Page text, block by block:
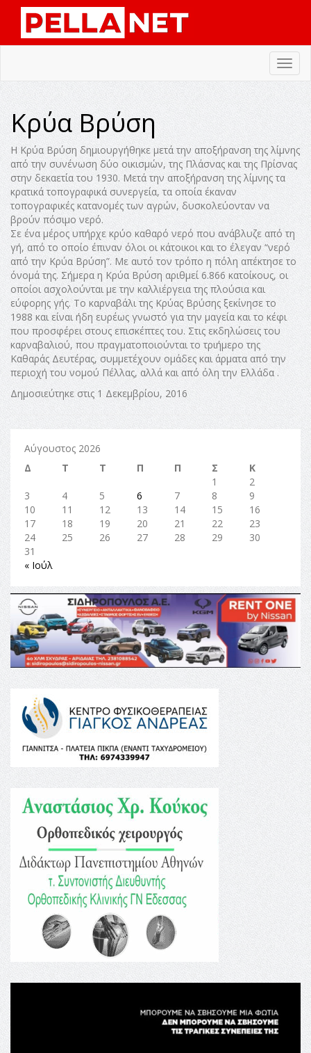
Κρύα Βρύση
Η Κρύα Βρύση δημιουργήθηκε μετά την αποξήρανση της λίμνης
από την συνένωση δύο οικισμών, της Πλάσνας και της Πρίσνας
στην δεκαετία του 1930. Μετά την αποξήρανση της λίμνης τα
κρατικά τοπογραφικά συνεργεία, τα οποία έκαναν
τοπογραφικές κατανομές των αγρών, δυσκολεύονταν να
βρούν πόσιμο νερό.
Σε ένα μέρος υπήρχε κρύο καθαρό νερό που ανάβλυζε από τη
γή, από το οποίο έπιναν όλοι οι κάτοικοι και το έλεγαν “νερό
από την Κρύα Βρύση”. Με αυτό τον τρόπο η πόλη απέκτησε το
όνομά της. Σήμερα η Κρύα Βρύση αριθμεί 6.866 κατοίκους, οι
οποίοι ασχολούνται με την καλλιέργεια της πλούσια και
εύφορης γής. Το καρναβάλι της Κρύας Βρύσης ξεκίνησε το
1988 και είναι ήδη ευρέως γνωστό για την μαγεία και το κέφι
που προσφέρει στους επισκέπτες του. Στις εκδηλώσεις του
καρναβαλιού, που πραγματοποιούνται το τριήμερο της
Καθαράς Δευτέρας, συμμετέχουν ομάδες και άρματα από την
περιοχή του νομού Πέλλας, αλλά και από όλη την Ελλάδα .
Δημοσιεύτηκε στις 1 Δεκεμβρίου, 2016
Αύγουστος 2026
Δ
Τ Τ Π Π Σ
Κ
1
2
3
4 5 6 7 8
9
10
11 12 13 14 15
16
17
18 19 20 21 22
23
24
25 26 27 28 29
30
31
« Ιούλ